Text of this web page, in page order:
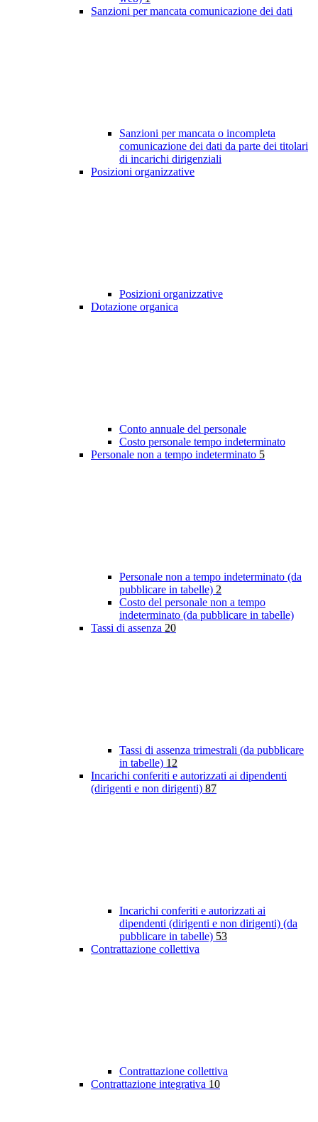
Sanzioni per mancata comunicazione dei dati
Sanzioni per mancata o incompleta
comunicazione dei dati da parte dei titolari
di incarichi dirigenziali
Posizioni organizzative
Posizioni organizzative
Dotazione organica
Conto annuale del personale
Costo personale tempo indeterminato
Personale non a tempo indeterminato 5
Personale non a tempo indeterminato (da
pubblicare in tabelle) 2
Costo del personale non a tempo
indeterminato (da pubblicare in tabelle)
Tassi di assenza 20
Tassi di assenza trimestrali (da pubblicare
in tabelle) 12
Incarichi conferiti e autorizzati ai dipendenti
(dirigenti e non dirigenti) 87
Incarichi conferiti e autorizzati ai
dipendenti (dirigenti e non dirigenti) (da
pubblicare in tabelle) 53
Contrattazione collettiva
Contrattazione collettiva
Contrattazione integrativa 10